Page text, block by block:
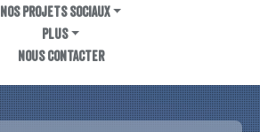
NOS PROJETS SOCIAUX
PLUS
NOUS CONTACTER